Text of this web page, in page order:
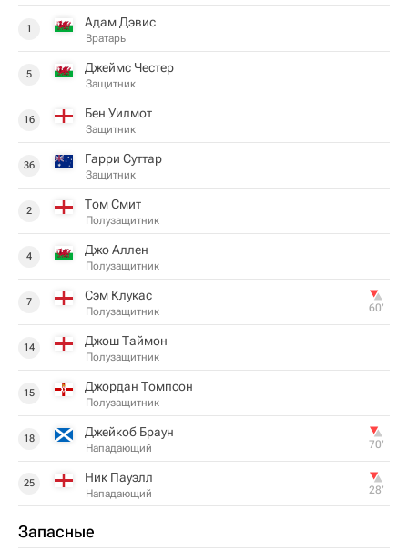
1 Адам Дэвис
Вратарь
5 Джеймс Честер
Защитник
16 Бен Уилмот
Защитник
36 Гарри Суттар
Защитник
2 Том Смит
Полузащитник
4 Джо Аллен
Полузащитник
7 Сэм Клукас
Полузащитник 60‎’‎
14 Джош Таймон
Полузащитник
15 Джордан Томпсон
Полузащитник
18 Джейкоб Браун
Нападающий 70‎’‎
25 Ник Пауэлл
Нападающий 28‎’‎
Запасные